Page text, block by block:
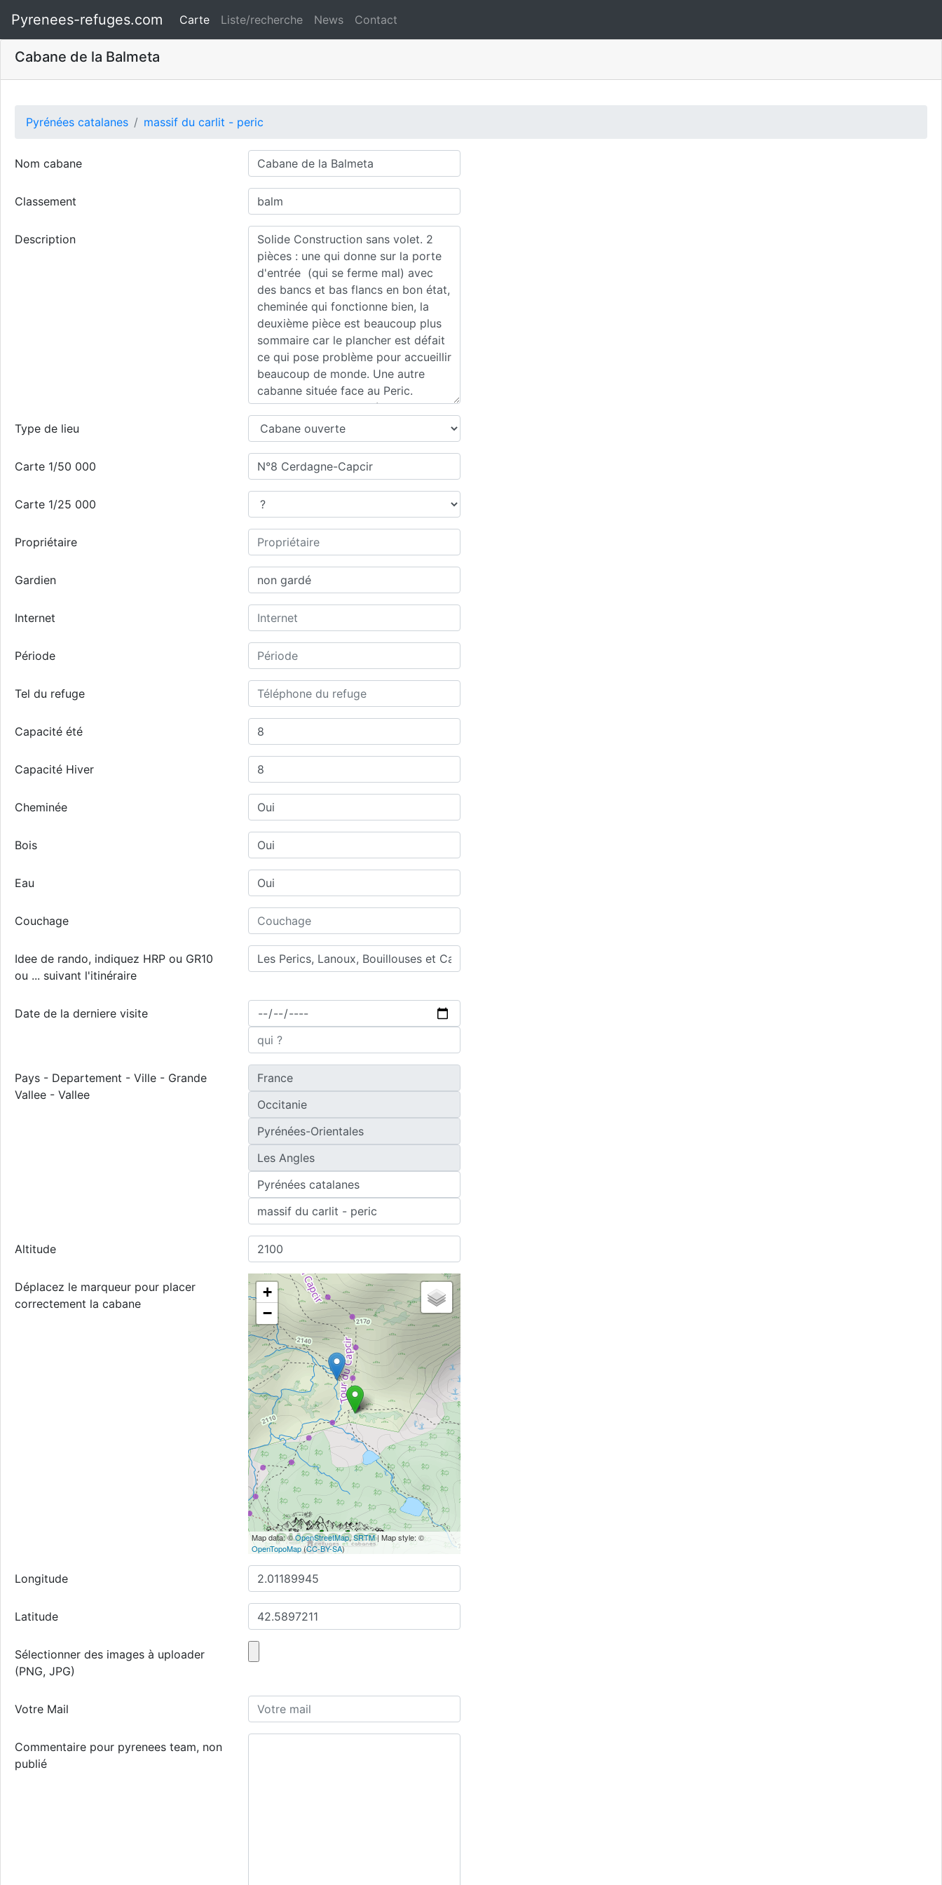
Pyrenees-refuges.com Carte Liste/recherche News Contact
Cabane de la Balmeta
Pyrénées catalanes massif du carlit - peric
Nom cabane
Classement
Description
Type de lieu
Carte 1/50 000
Carte 1/25 000
Propriétaire
Gardien
Internet
Période
Tel du refuge
Capacité été
Capacité Hiver
Cheminée
Bois
Eau
Couchage
Idee de rando, indiquez HRP ou GR10
ou ... suivant l'itinéraire
Date de la derniere visite
Pays - Departement - Ville - Grande
Vallee - Vallee
Altitude
Déplacez le marqueur pour placer
correctement la cabane
+
−
Map data: ©OpenStreetMap,SRTM| Map style: ©
OpenTopoMap(CC-BY-SA)
Longitude
Latitude
Sélectionner des images à uploader
(PNG, JPG)
Votre Mail
Commentaire pour pyrenees team, non
publié